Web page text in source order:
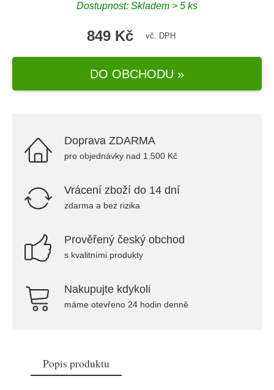
Dostupnost: Skladem > 5 ks
849 Kč vč. DPH
DO OBCHODU »
Doprava ZDARMA
pro objednávky nad 1.500 Kč
Vrácení zboží do 14 dní
zdarma a bez rizika
Prověřený český obchod
s kvalitními produkty
Nakupujte kdykoli
máme otevřeno 24 hodin denně
Popis produktu